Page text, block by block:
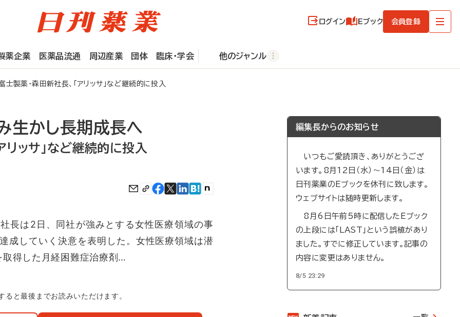
ログイン Eブック 会員登録
薬企業 医薬品流通 周辺産業 団体 臨床・学会 他のジャンル
薬・森田新社長、「アリッサ」など継続的に投入
生かし長期成長へ
リッサ」など継続的に投入
長は2日、同社が強みとする女性医療領域の事
成していく決意を表明した。女性医療領域は潜
得した月経困難症治療剤…
ると最後までお読みいただけます。
編集長からのお知らせ
いつもご愛読頂き、ありがとうござ
います。8月12日（水）～14日（金）は
日刊薬業のEブックを休刊に致します。
ウェブサイトは随時更新します。
8月6日午前5時に配信したEブック
の上段には「LAST」という誤植があり
ました。すでに修正しています。記事の
内容に変更はありません。
8/5 23:29